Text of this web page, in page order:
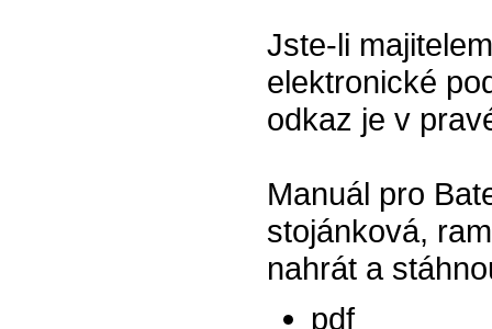
Jste-li
elektronické
odkaz je v
Manuál pro
stojánková,
nahrát a
pdf